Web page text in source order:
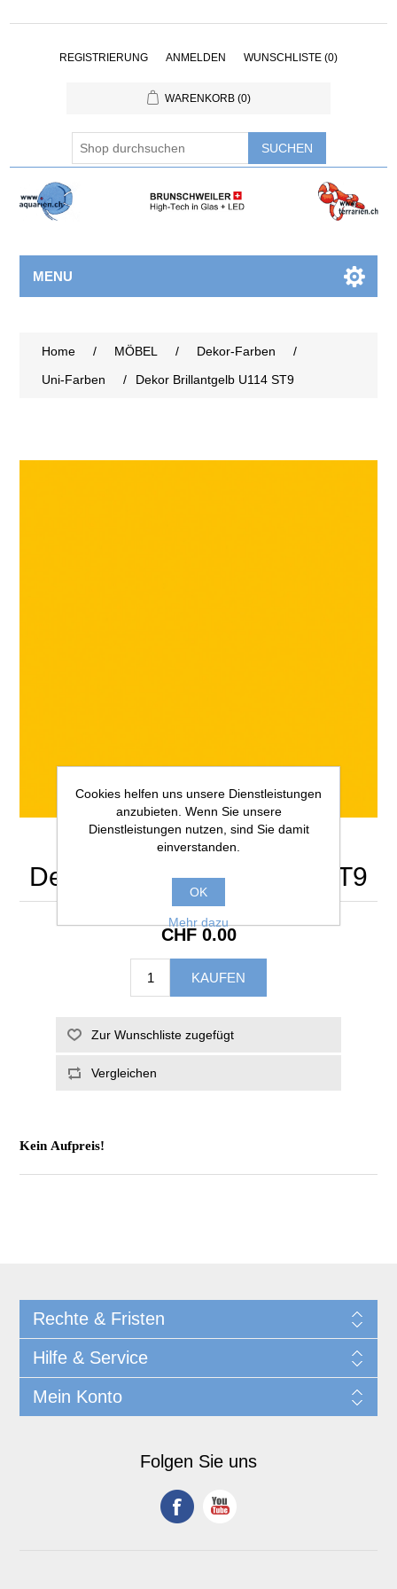
REGISTRIERUNG ANMELDEN WUNSCHLISTE (0)
WARENKORB (0)
MENU
Home / MÖBEL / Dekor-Farben
/
Uni-Farben
/ Dekor Brillantgelb U114 ST9
Dekor Brillantgelb U114 ST9
CHF 0.00
Kein Aufpreis!
Rechte & Fristen
Hilfe & Service
Mein Konto
Folgen Sie uns
Cookies helfen uns unsere Dienstleistungen
anzubieten. Wenn Sie unsere
Dienstleistungen nutzen, sind Sie damit
einverstanden.
OK
Mehr dazu